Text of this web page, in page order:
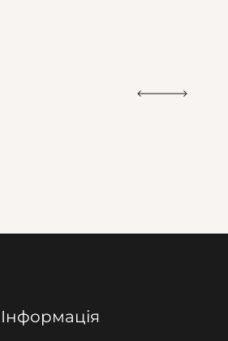
Інформація